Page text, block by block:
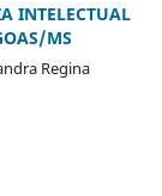
INTELECTUAL
MS
Regina